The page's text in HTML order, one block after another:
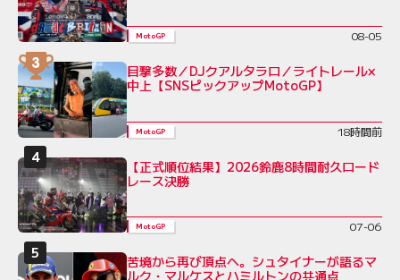
MotoGP 08-05
目撃多数／DJクアルタラロ／ライトレール×
中上【SNSピックアップMotoGP】
MotoGP 18時間前
【正式順位結果】2026鈴鹿8時間耐久ロード
レース決勝
MotoGP 07-06
苦境から再び頂点へ。シュタイナーが語るマ
ルク・マルケスとハミルトンの共通点